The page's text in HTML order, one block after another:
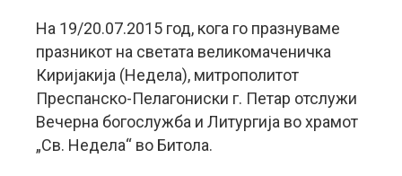
На 19/20.07.2015 год, кога го празнуваме
празникот на светата великомаченичка
Киријакија (Недела), митрополитот
Преспанско-Пелагониски г. Петар отслужи
Вечерна богослужба и Литургија во храмот
„Св. Недела“ во Битола.